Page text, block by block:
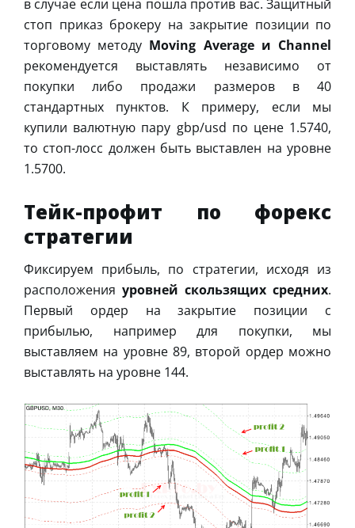
в случае если цена пошла против вас. Защитный
стоп приказ брокеру на закрытие позиции по
торговому методу Moving Average и Channel
рекомендуется выставлять независимо от
покупки либо продажи размеров в 40
стандартных пунктов. К примеру, если мы
купили валютную пару gbp/usd по цене 1.5740,
то стоп-лосс должен быть выставлен на уровне
1.5700.
Тейк-профит по форекс
стратегии
Фиксируем прибыль, по стратегии, исходя из
расположения уровней скользящих средних.
Первый ордер на закрытие позиции с
прибылью, например для покупки, мы
выставляем на уровне 89, второй ордер можно
выставлять на уровне 144.